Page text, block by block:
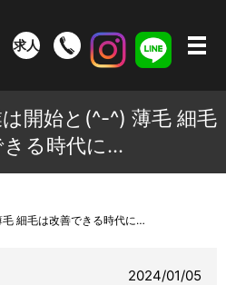
求人 メ
開始と(^-^) 薄毛 細毛
きる時代に…
細毛は改善できる時代に…
2024/01/05